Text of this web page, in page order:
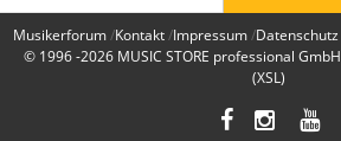
Musikerforum Kontakt Impressum Datenschutz
© 1996 -2026 MUSIC STORE professional GmbH
(XSL)